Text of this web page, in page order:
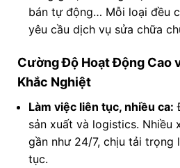
bán tự động… Mỗi loại đều
yêu cầu dịch vụ sửa chữa
Cường Độ Hoạt Động Cao
Khắc Nghiệt
Làm việc liên tục, nhiều ca:
sản xuất và logistics. Nhiều
gần như 24/7, chịu tải trọng
tục.